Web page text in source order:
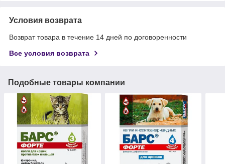
Условия возврата
Возврат товара в течение 14 дней по договоренности
Все условия возврата
Подобные товары компании